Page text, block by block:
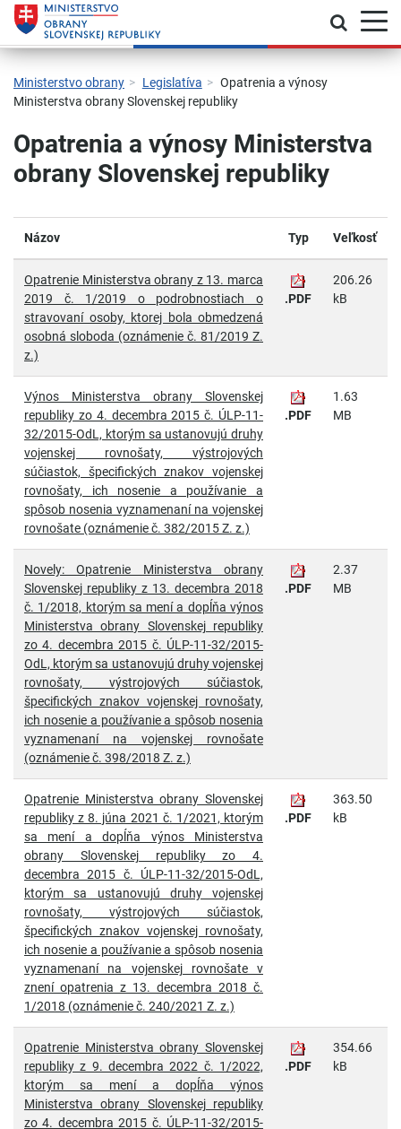
Skočiť na hlavnú navigáciu
Skočiť na obsah
Skočiť na bočný panel
Skočiť na pätičku
Kontakt
Prehlásenie o prístupnosti
Ministerstvo obrany Legislatíva
Opatrenia a výnosy
Ministerstva obrany Slovenskej republiky
Opatrenia a výnosy Ministerstva
obrany Slovenskej republiky
Názov Typ Veľkosť
Opatrenie Ministerstva obrany z 13. marca
2019 č. 1/2019 o podrobnostiach o
stravovaní osoby, ktorej bola obmedzená
osobná sloboda (oznámenie č. 81/2019 Z.
z.)
.PDF
206.26
kB
Výnos Ministerstva obrany Slovenskej
republiky zo 4. decembra 2015 č. ÚLP-11-
32/2015-OdL, ktorým sa ustanovujú druhy
vojenskej rovnošaty, výstrojových
súčiastok, špecifických znakov vojenskej
rovnošaty, ich nosenie a používanie a
spôsob nosenia vyznamenaní na vojenskej
rovnošate (oznámenie č. 382/2015 Z. z.)
.PDF
1.63
MB
Novely: Opatrenie Ministerstva obrany
Slovenskej republiky z 13. decembra 2018
č. 1/2018, ktorým sa mení a dopĺňa výnos
Ministerstva obrany Slovenskej republiky
zo 4. decembra 2015 č. ÚLP-11-32/2015-
OdL, ktorým sa ustanovujú druhy vojenskej
rovnošaty, výstrojových súčiastok,
špecifických znakov vojenskej rovnošaty,
ich nosenie a používanie a spôsob nosenia
vyznamenaní na vojenskej rovnošate
(oznámenie č. 398/2018 Z. z.)
.PDF
2.37
MB
Opatrenie Ministerstva obrany Slovenskej
republiky z 8. júna 2021 č. 1/2021, ktorým
sa mení a dopĺňa výnos Ministerstva
obrany Slovenskej republiky zo 4.
decembra 2015 č. ÚLP-11-32/2015-OdL,
ktorým sa ustanovujú druhy vojenskej
rovnošaty, výstrojových súčiastok,
špecifických znakov vojenskej rovnošaty,
ich nosenie a používanie a spôsob nosenia
vyznamenaní na vojenskej rovnošate v
znení opatrenia z 13. decembra 2018 č.
1/2018 (oznámenie č. 240/2021 Z. z.)
.PDF
363.50
kB
Opatrenie Ministerstva obrany Slovenskej
republiky z 9. decembra 2022 č. 1/2022,
ktorým sa mení a dopĺňa výnos
Ministerstva obrany Slovenskej republiky
zo 4. decembra 2015 č. ÚLP-11-32/2015-
.PDF
354.66
kB